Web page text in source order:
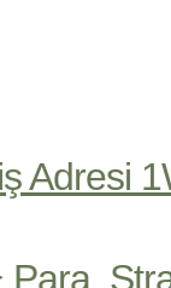
Adresi